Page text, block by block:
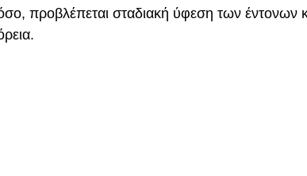
προβλέπεται σταδιακή ύφεση των έντονων